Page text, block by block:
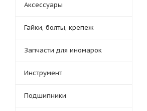
Аксессуары
Гайки, болты, крепеж
Запчасти для иномарок
Инструмент
Подшипники